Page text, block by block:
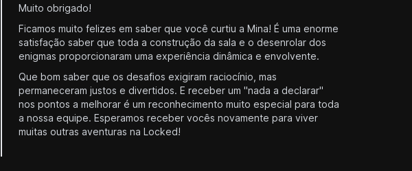
Muito obrigado!
Ficamos muito felizes em saber que você curtiu a Mina! É uma enorme
satisfação saber que toda a construção da sala e o desenrolar dos
enigmas proporcionaram uma experiência dinâmica e envolvente.
Que bom saber que os desafios exigiram raciocínio, mas
permaneceram justos e divertidos. E receber um "nada a declarar"
nos pontos a melhorar é um reconhecimento muito especial para toda
a nossa equipe. Esperamos receber vocês novamente para viver
muitas outras aventuras na Locked!